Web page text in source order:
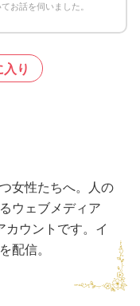
お話を伺いました。
入り
女性たちへ。人の
ウェブメディア
カウントです。イ
配信。